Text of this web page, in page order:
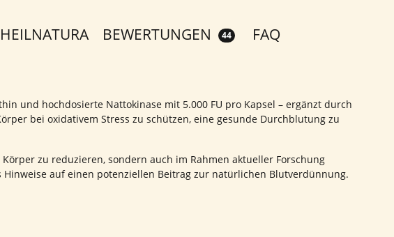
HEILNATURA BEWERTUNGEN 44 FAQ
und hochdosierte Nattokinase mit 5.000 FU pro Kapsel – ergänzt durch
bei oxidativem Stress zu schützen, eine gesunde Durchblutung zu
zu reduzieren, sondern auch im Rahmen aktueller Forschung
auf einen potenziellen Beitrag zur natürlichen Blutverdünnung.